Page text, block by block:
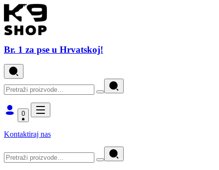
Br. 1 za pse u Hrvatskoj!
0
Kontaktiraj nas